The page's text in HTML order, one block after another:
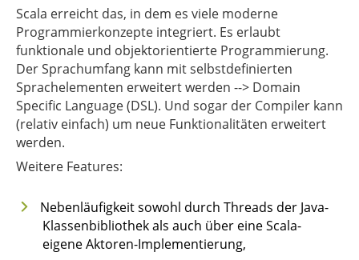
Scala erreicht das, in dem es viele moderne
Programmierkonzepte integriert. Es erlaubt
funktionale und objektorientierte Programmierung.
Der Sprachumfang kann mit selbstdefinierten
Sprachelementen erweitert werden --> Domain
Specific Language (DSL). Und sogar der Compiler kann
(relativ einfach) um neue Funktionalitäten erweitert
werden.
Weitere Features:
Nebenläufigkeit sowohl durch Threads der Java-
Klassenbibliothek als auch über eine Scala-
eigene Aktoren-Implementierung,